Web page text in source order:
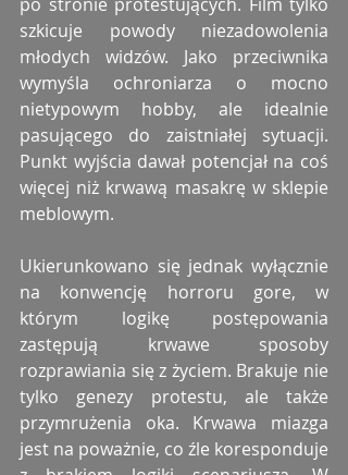
szkicuje powody niezadowolenia
młodych widzów. Jako przeciwnika
wymyśla ochroniarza o mocno
nietypowym hobby, ale idealnie
pasującego do zaistniałej sytuacji.
Punkt wyjścia dawał potencjał na coś
więcej niż krwawą masakrę w sklepie
meblowym.
Ukierunkowano się jednak wyłącznie
na konwencję horroru gore, w
którym logikę postępowania
zastępują krwawe sposoby
rozprawiania się z życiem. Brakuje nie
tylko genezy protestu, ale także
przymrużenia oka. Krwawa miazga
jest na poważnie, co źle koresponduje